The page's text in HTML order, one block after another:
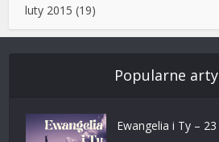
luty 2015 (19)
Popularne
Ewangelia i Ty –